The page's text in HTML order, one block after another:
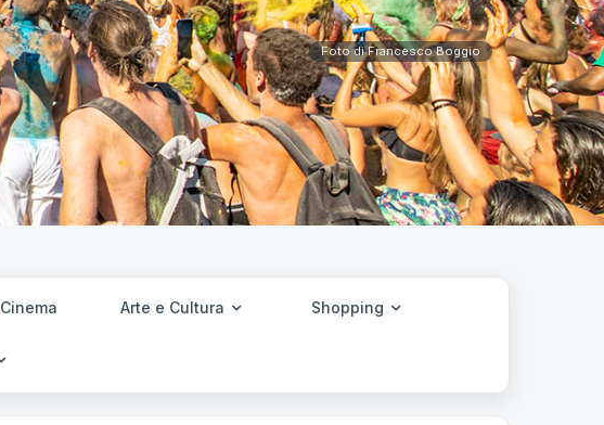
Foto di Francesco Boggio
Cinema Arte e Cultura Shopping